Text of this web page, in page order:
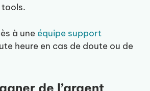
tools.
à une équipe support
heure en cas de doute ou de
de l’argent